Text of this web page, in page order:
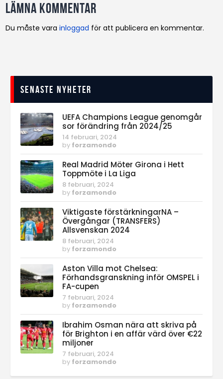
Lämna kommentar
Du måste varainloggad för att publicera en kommentar.
Senaste nyheter
UEFA Champions League genomgår
sor förändring från 2024/25
14 februari, 2024
by forzamondo
Real Madrid Möter Girona i Hett
Toppmöte i La Liga
8 februari, 2024
by forzamondo
Viktigaste förstärkningarNA –
Övergångar (TRANSFERS)
Allsvenskan 2024
8 februari, 2024
by forzamondo
Aston Villa mot Chelsea:
Förhandsgranskning inför OMSPEL i
FA-cupen
7 februari, 2024
by forzamondo
Ibrahim Osman nära att skriva på
för Brighton i en affär värd över €22
miljoner
7 februari, 2024
by forzamondo